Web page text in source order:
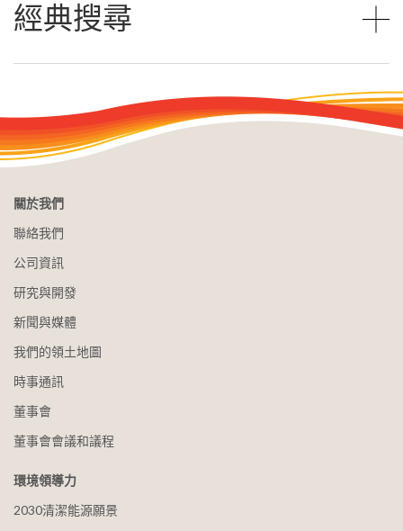
經典搜尋
關於我們
聯絡我們
公司資訊
研究與開發
新聞與媒體
我們的領土地圖
時事通訊
董事會
董事會會議和議程
環境領導力
2030清潔能源願景